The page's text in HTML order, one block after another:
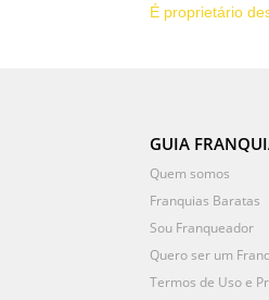
É proprietário
GUIA
Quem somos
Franquias Baratas
Sou Franqueador
Quero ser um
Termos de Uso e